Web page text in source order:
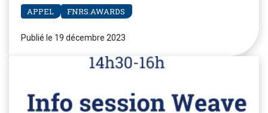
APPEL FNRS.AWARDS
Publié le 19 décembre 2023